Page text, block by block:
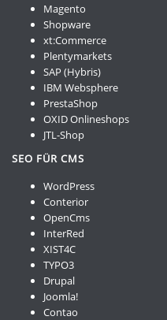
Magento
Shopware
xt:Commerce
Plentymarkets
SAP (Hybris)
IBM Websphere
PrestaShop
OXID Onlineshops
JTL-Shop
SEO FÜR CMS
WordPress
Conterior
OpenCms
InterRed
XIST4C
TYPO3
Drupal
Joomla!
Contao